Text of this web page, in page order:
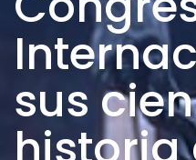
sus